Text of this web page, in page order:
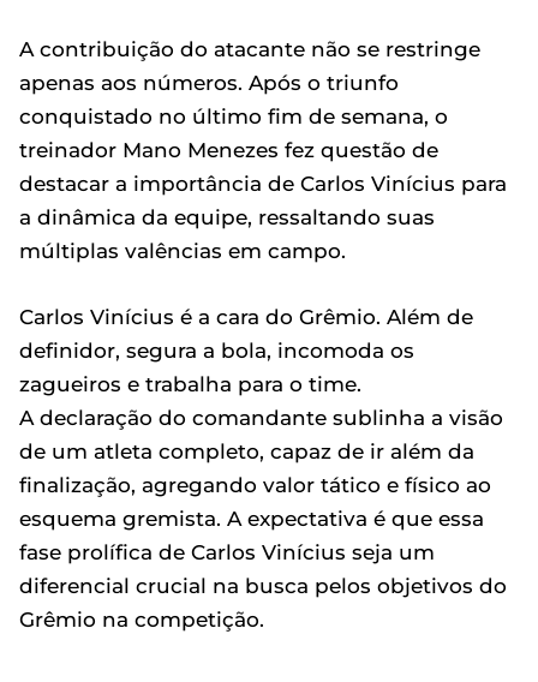
A contribuição do atacante não se restringe
apenas aos números. Após o triunfo
conquistado no último fim de semana, o
treinador Mano Menezes fez questão de
destacar a importância de Carlos Vinícius para
a dinâmica da equipe, ressaltando suas
múltiplas valências em campo.
Carlos Vinícius é a cara do Grêmio. Além de
definidor, segura a bola, incomoda os
zagueiros e trabalha para o time.
A declaração do comandante sublinha a visão
de um atleta completo, capaz de ir além da
finalização, agregando valor tático e físico ao
esquema gremista. A expectativa é que essa
fase prolífica de Carlos Vinícius seja um
diferencial crucial na busca pelos objetivos do
Grêmio na competição.